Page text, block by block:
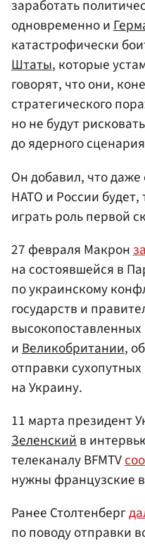
заработать
одновременно и
катастрофически
Штаты, которые
говорят, что они,
стратегического
но не будут
до ядерного
Он добавил, что
НАТО и России
играть роль первой
27 февраля Макрон
на состоявшейся в
по украинскому
государств и
иВеликобритании,
отправки
на Украину.
11 марта президент
Зеленскийв
телеканалу BFMTV
нужны французские
Ранее Столтенберг
по поводу отправки